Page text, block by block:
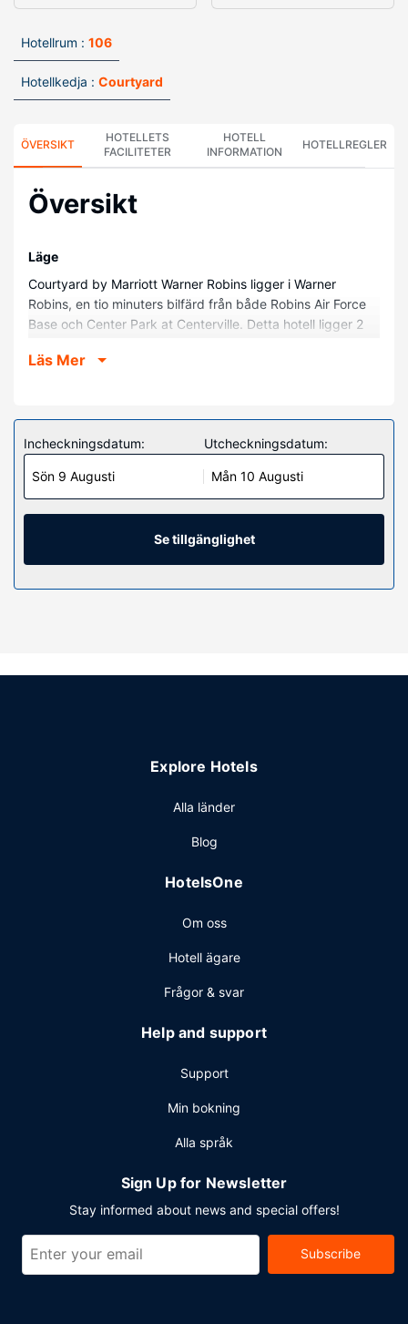
Hotellrum : 106
Hotellkedja : Courtyard
ÖVERSIKT
HOTELLETS
FACILITETER
HOTELL
INFORMATION
HOTELLREGLER
Översikt
Läge
Courtyard by Marriott Warner Robins ligger i Warner
Robins, en tio minuters bilfärd från både Robins Air Force
Base och Center Park at Centerville. Detta hotell ligger 2
Centerville City Hall.
Känn dig som hemma i ett av de 106 luftkonditionerade
rummen med kylskåp och smart-tv. Med gratis fast
internetanslutning och wi-fi håller du dig uppkopplad,
medan kabelkanaler står för underhållningen. Badrummen
har gratis toalettartiklar och hårtorkar. På rummet finns
telefon, värdeförvaringsskåp och skrivbord.
Bekvämligheter på anläggningen
fitnesscenter. Detta hotell har även gratis wi-fi och
service dygnet runt och kemtvätt/tvättjänster. Avgiftsfri
Läs Mer
Incheckningsdatum:
Sön 9 Augusti
Utcheckningsdatum:
Mån 10 Augusti
Se tillgänglighet
Explore Hotels
Alla länder
Blog
HotelsOne
Om oss
Hotell ägare
Frågor & svar
Help and support
Support
Min bokning
Alla språk
Sign Up for Newsletter
Stay informed about news and special offers!
Subscribe